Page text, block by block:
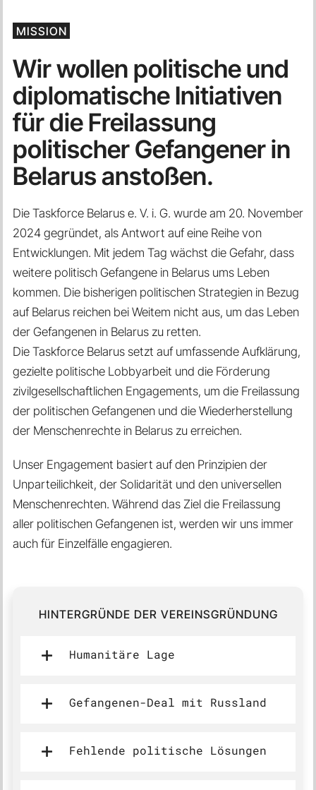
MISSION
Wir wollen politische und
diplomatische Initiativen
für die Freilassung
politischer Gefangener in
Belarus anstoßen.
Die Taskforce Belarus e. V. i. G. wurde am 20. November
2024 gegründet, als Antwort auf eine Reihe von
Entwicklungen. Mit jedem Tag wächst die Gefahr, dass
weitere politisch Gefangene in Belarus ums Leben
kommen. Die bisherigen politischen Strategien in Bezug
auf Belarus reichen bei Weitem nicht aus, um das Leben
der Gefangenen in Belarus zu retten.
Die Taskforce Belarus setzt auf umfassende Aufklärung,
gezielte politische Lobbyarbeit und die Förderung
zivilgesellschaftlichen Engagements, um die Freilassung
der politischen Gefangenen und die Wiederherstellung
der Menschenrechte in Belarus zu erreichen.
Unser Engagement basiert auf den Prinzipien der
Unparteilichkeit, der Solidarität und den universellen
Menschenrechten. Während das Ziel die Freilassung
aller politischen Gefangenen ist, werden wir uns immer
auch für Einzelfälle engagieren.
HINTERGRÜNDE DER VEREINSGRÜNDUNG
Humanitäre Lage
Gefangenen-Deal mit Russland
Fehlende politische Lösungen